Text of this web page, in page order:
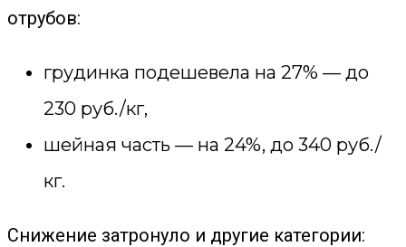
отрубов:
грудинка подешевела на 27% — до
230 руб./кг,
шейная часть — на 24%, до 340 руб./
кг.
Снижение затронуло и другие категории: